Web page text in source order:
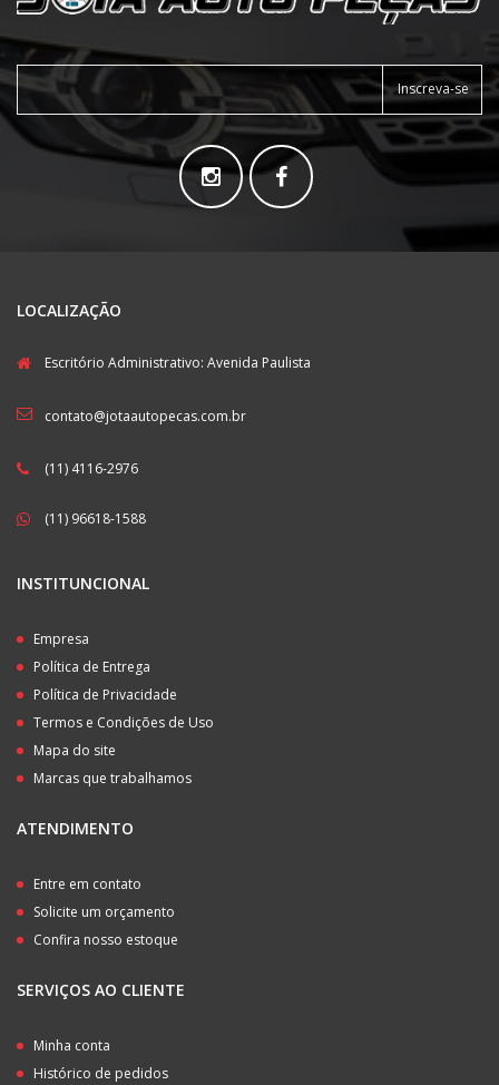
Inscreva-se
LOCALIZAÇÃO
Escritório Administrativo: Avenida Paulista
contato@jotaautopecas.com.br
(11) 4116-2976
(11) 96618-1588
INSTITUNCIONAL
Empresa
Política de Entrega
Política de Privacidade
Termos e Condições de Uso
Mapa do site
Marcas que trabalhamos
ATENDIMENTO
Entre em contato
Solicite um orçamento
Confira nosso estoque
SERVIÇOS AO CLIENTE
Minha conta
Histórico de pedidos